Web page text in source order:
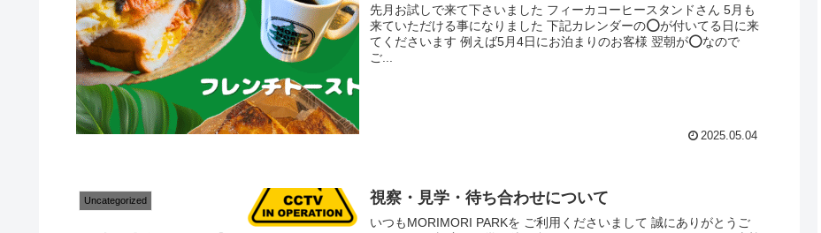
先月お試しで来て下さいました フィーカコーヒースタンドさん 5月も
来ていただける事になりました 下記カレンダーの⭕️が付いてる日に来
てくださいます 例えば5月4日にお泊まりのお客様 翌朝が⭕️なので
ご...
2025.05.04
Uncategorized 視察・見学・待ち合わせについて
いつもMORIMORI PARKを ご利用くださいまして 誠にありがとうご